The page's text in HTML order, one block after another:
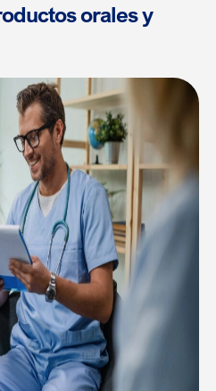
orales y